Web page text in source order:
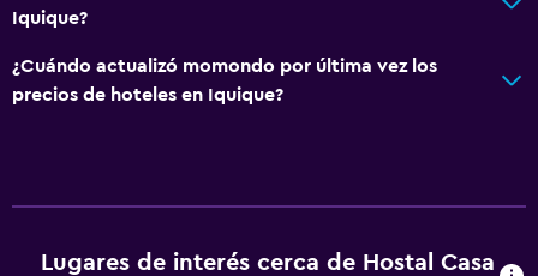
Iquique?
¿Cuándo actualizó momondo por última vez los
precios de hoteles en Iquique?
Lugares de interés cerca de Hostal Casa